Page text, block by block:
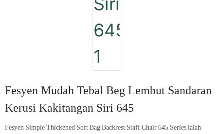
Fesyen Mudah Tebal Beg Lembut Sandaran
Kerusi Kakitangan Siri 645
Fesyen Simple Thickened Soft Bag Backrest Staff Chair 645 Series ialah